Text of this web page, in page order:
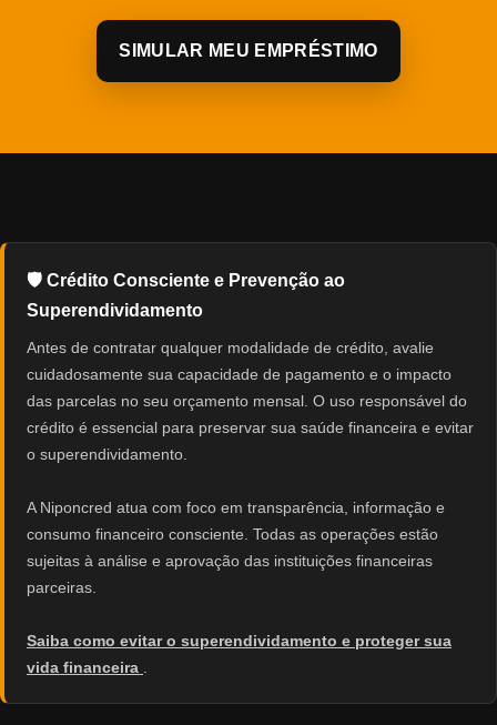
SIMULAR MEU EMPRÉSTIMO
🛡️ Crédito Consciente e Prevenção ao
Superendividamento
Antes de contratar qualquer modalidade de crédito, avalie
cuidadosamente sua capacidade de pagamento e o impacto
das parcelas no seu orçamento mensal. O uso responsável do
crédito é essencial para preservar sua saúde financeira e evitar
o superendividamento.
A Niponcred atua com foco em transparência, informação e
consumo financeiro consciente. Todas as operações estão
sujeitas à análise e aprovação das instituições financeiras
parceiras.
Saiba como evitar o superendividamento e proteger sua
vida financeira .